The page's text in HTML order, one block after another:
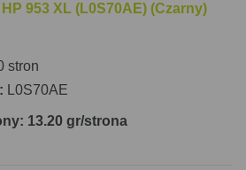
953 XL (L0S70AE) (Czarny)
stron
L0S70AE
13.20 gr/strona